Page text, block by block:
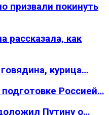
призвали покинуть
рассказала, как
курица…
Россией…
Путину о…